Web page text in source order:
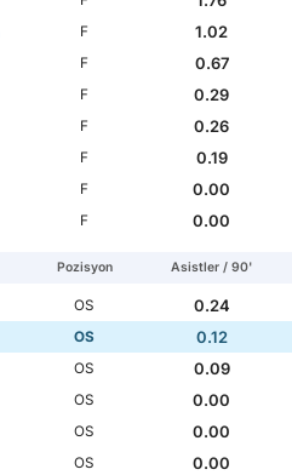
F
1.02
F
0.67
F
0.29
F
0.26
F
0.19
F
0.00
F 0.00
Pozisyon Asistler / 90'
OS
0.24
OS
0.12
OS
0.09
OS
0.00
OS
0.00
OS
0.00